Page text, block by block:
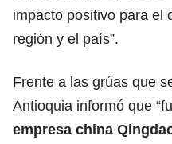
impacto positivo para el
región y el país”.
Frente a las grúas que
Antioquia informó que
empresa china